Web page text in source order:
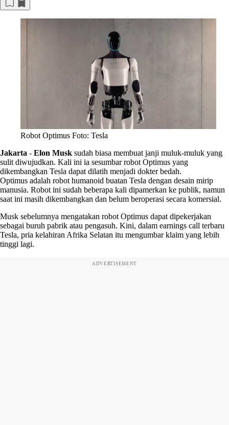
Robot Optimus Foto: Tesla
Jakarta - Elon Musk sudah biasa membuat janji muluk-muluk yang
sulit diwujudkan. Kali ini ia sesumbar robot Optimus yang
dikembangkan Tesla dapat dilatih menjadi dokter bedah.
Optimus adalah robot humanoid buatan Tesla dengan desain mirip
manusia. Robot ini sudah beberapa kali dipamerkan ke publik, namun
saat ini masih dikembangkan dan belum beroperasi secara komersial.
Musk sebelumnya mengatakan robot Optimus dapat dipekerjakan
sebagai buruh pabrik atau pengasuh. Kini, dalam earnings call terbaru
Tesla, pria kelahiran Afrika Selatan itu mengumbar klaim yang lebih
tinggi lagi.
ADVERTISEMENT